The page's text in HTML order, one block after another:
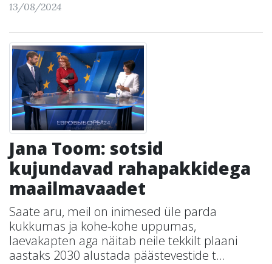
13/08/2024
Jana Toom: sotsid
kujundavad rahapakkidega
maailmavaadet
Saate aru, meil on inimesed üle parda
kukkumas ja kohe-kohe uppumas,
laevakapten aga näitab neile tekkilt plaani
aastaks 2030 alustada päästevestide t...